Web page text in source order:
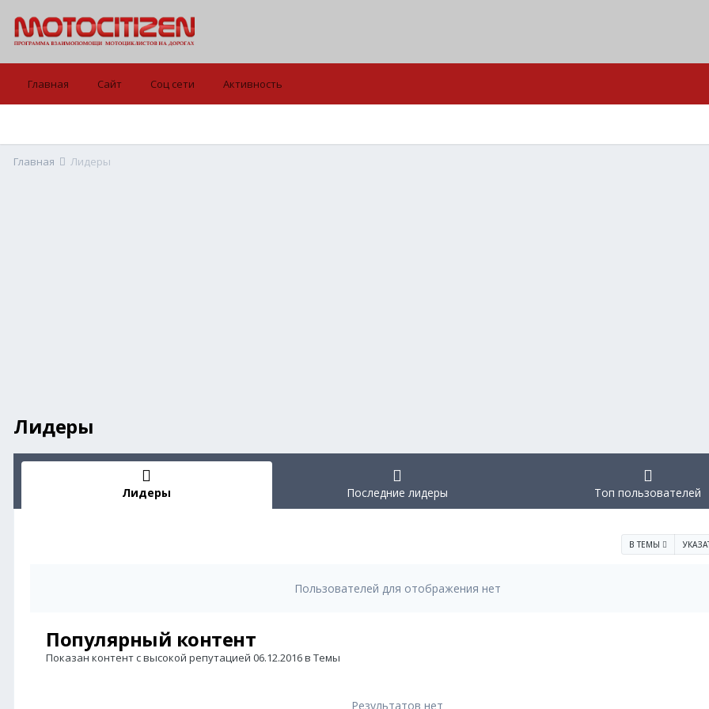
Главная Сайт Соц сети Активность
Главная Лидеры
Лидеры
Лидеры Последние лидеры Топ пользователей
В ТЕМЫ
Пользователей для отображения нет
Популярный контент
Показан контент с высокой репутацией 06.12.2016 в Темы
Результатов нет